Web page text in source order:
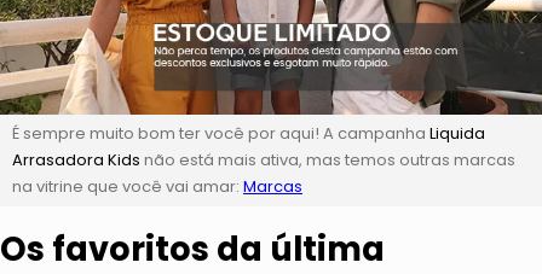
É sempre muito bom ter você por aqui! A campanha Liquida
Arrasadora Kids não está mais ativa, mas temos outras marcas
na vitrine que você vai amar: Marcas
Os favoritos da última